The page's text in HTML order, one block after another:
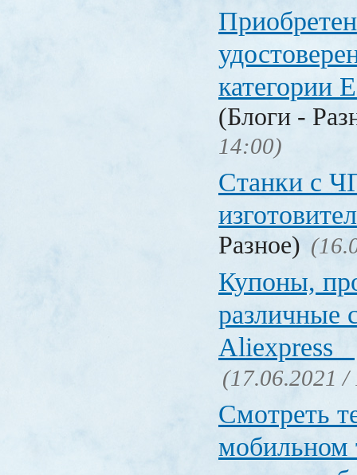
категории
(Блоги -
14:00)
Станки с
Разное)
Купоны,
различные
Aliexpress
(17.06.2021 /
Смотреть
мобильном